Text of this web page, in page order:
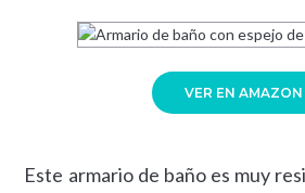
VER EN AMAZON
Este armario de baño es muy